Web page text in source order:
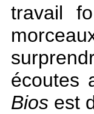
travail
écoutes
Bios est